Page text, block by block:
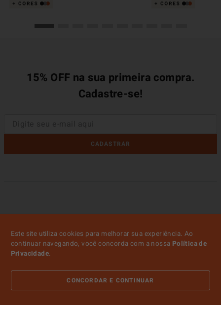
15% OFF na sua primeira compra.
Cadastre-se!
CADASTRAR
Este site utiliza cookies para melhorar sua experiência. Ao
continuar navegando, você concorda com a nossa Política de
Privacidade.
CONCORDAR E CONTINUAR